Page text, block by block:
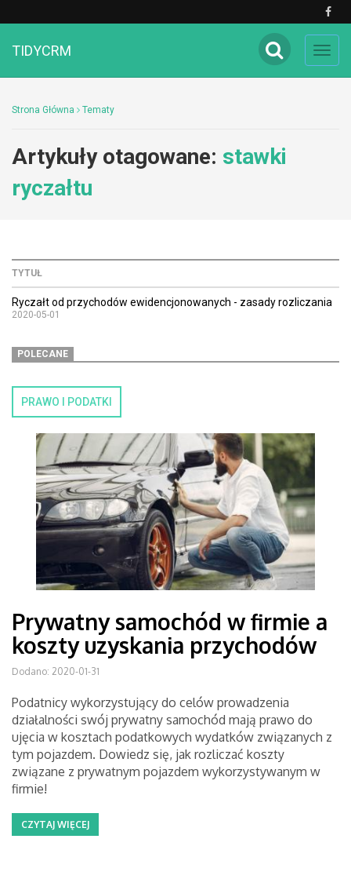
TIDYCRM
Strona Główna Tematy
Artykuły otagowane: stawki
ryczałtu
TYTUŁ
Ryczałt od przychodów ewidencjonowanych - zasady rozliczania
2020-05-01
POLECANE
PRAWO I PODATKI
Prywatny samochód w firmie a
koszty uzyskania przychodów
Dodano: 2020-01-31
Podatnicy wykorzystujący do celów prowadzenia
działalności swój prywatny samochód mają prawo do
ujęcia w kosztach podatkowych wydatków związanych z
tym pojazdem. Dowiedz się, jak rozliczać koszty
związane z prywatnym pojazdem wykorzystywanym w
firmie!
CZYTAJ WIĘCEJ